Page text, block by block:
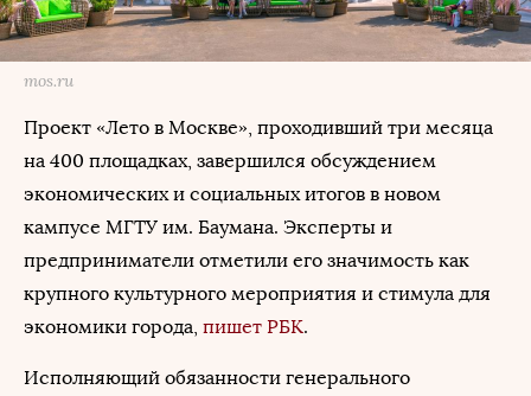
mos.ru
Проект «Лето в Москве», проходивший три месяца
на 400 площадках, завершился обсуждением
экономических и социальных итогов в новом
кампусе МГТУ им. Баумана. Эксперты и
предприниматели отметили его значимость как
крупного культурного мероприятия и стимула для
экономики города, пишет РБК.
Исполняющий обязанности генерального